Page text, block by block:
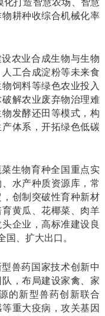
化打造智慧农场、智慧
耕种收综合机械化率
农业合成生物与生物
工合成淀粉等未来食
饲料等绿色农业投入
解农业废弃物治理难
发酵还田等模式，构
体系，开拓绿色低碳
生物育种全国重点实
水产种质资源库，常
创制突破性育种新材
黄瓜、花椰菜、肉羊
企业，高标准建设良
、扩大出口。
兽药国家技术创新中
，布局建设家禽、家
的新型兽药创新联合
重大疫病，攻关基因